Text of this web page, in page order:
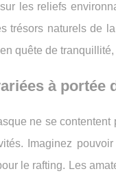
les reliefs
trésors naturels de
quête de
à portée
ne se
Imaginez
le rafting. Les